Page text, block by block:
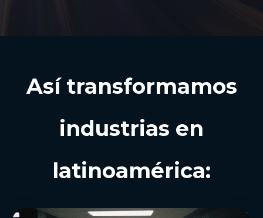
Así transformamos
industrias en
latinoamérica: